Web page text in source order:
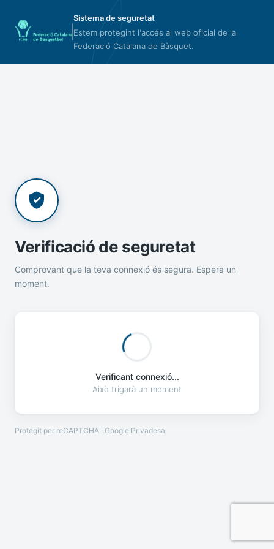
Sistema de seguretat
Estem protegint l'accés al web oficial de la
Federació Catalana de Bàsquet.
Verificació de seguretat
Comprovant que la teva connexió és segura. Espera un
moment.
Verificant connexió...
Això trigarà un moment
Protegit per reCAPTCHA · Google Privadesa